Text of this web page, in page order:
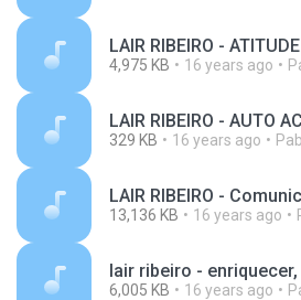
LAIR RIBEIRO -
4,975 KB 16 years ago
LAIR RIBEIRO - AUTO
329 KB 16 years ago
13,136 KB 16 years ago
6,005 KB 16 years ago